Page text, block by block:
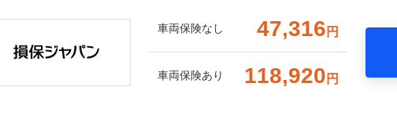
車両保険なし 47,316 円
車両保険あり 118,920 円